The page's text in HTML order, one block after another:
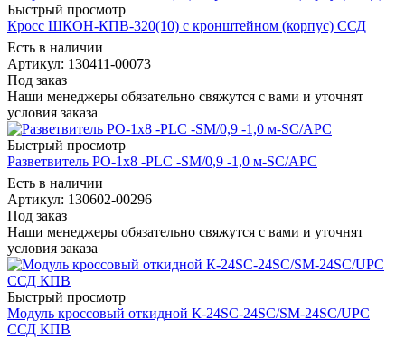
Быстрый просмотр
Кросс ШКОН-КПВ-320(10) с кронштейном (корпус) ССД
Есть в наличии
Артикул: 130411-00073
Под заказ
Наши менеджеры обязательно свяжутся с вами и уточнят
условия заказа
Быстрый просмотр
Разветвитель РО-1х8 -PLC -SM/0,9 -1,0 м-SC/APC
Есть в наличии
Артикул: 130602-00296
Под заказ
Наши менеджеры обязательно свяжутся с вами и уточнят
условия заказа
Быстрый просмотр
Модуль кроссовый откидной К-24SC-24SC/SM-24SC/UPC
ССД КПВ